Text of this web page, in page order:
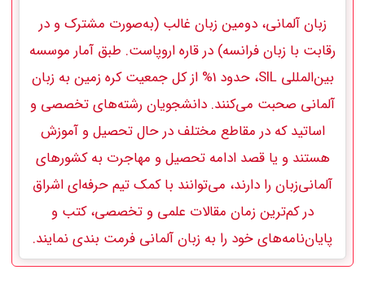
زبان آلمانی، دومین زبان غالب (به‌صورت مشترک و در
رقابت با زبان فرانسه) در قاره اروپاست. طبق آمار موسسه
بین‌المللی SIL، حدود 1% از کل جمعیت کره زمین به زبان
آلمانی صحبت می‌­کنند. دانشجویان رشته‌های تخصصی و
اساتید که در مقاطع مختلف در حال تحصیل و آموزش
هستند و یا قصد ادامه تحصیل و مهاجرت به کشورهای
آلمانی‌زبان را دارند، می‌توانند با کمک تیم حرفه‌ای اشراق
در کم‌ترین زمان مقالات علمی و تخصصی، کتب و
پایان‌نامه‌های خود را به زبان آلمانی‌ فرمت‌ بندی نمایند.